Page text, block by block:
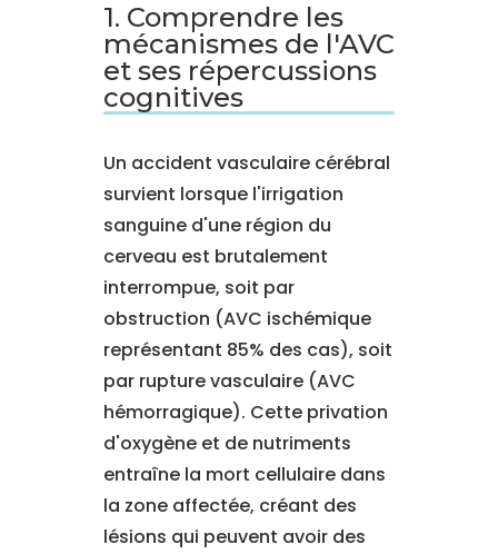
1. Comprendre les
mécanismes de l'AVC
et ses répercussions
cognitives
Un accident vasculaire cérébral
survient lorsque l'irrigation
sanguine d'une région du
cerveau est brutalement
interrompue, soit par
obstruction (AVC ischémique
représentant 85% des cas), soit
par rupture vasculaire (AVC
hémorragique). Cette privation
d'oxygène et de nutriments
entraîne la mort cellulaire dans
la zone affectée, créant des
lésions qui peuvent avoir des